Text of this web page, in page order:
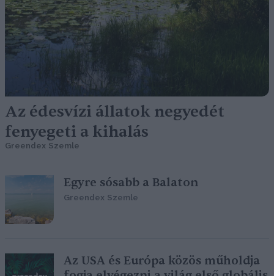
Az édesvízi állatok negyedét
fenyegeti a kihalás
Greendex Szemle
Egyre sósabb a Balaton
Greendex Szemle
Az USA és Európa közös műholdja